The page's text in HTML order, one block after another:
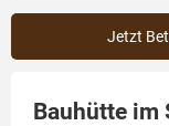
Jetzt
Bauhütte im